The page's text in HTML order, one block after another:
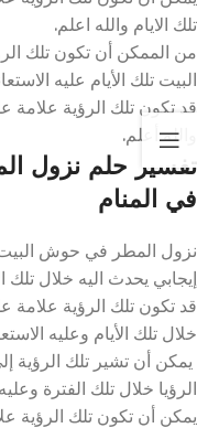
تلك الايام والله اعلم.
من الممكن أن تكون تلك
البيت تلك الأيام عليه
قد تكون تلك الرؤية علامة
والله أعلم.
تفسير حلم نزول
في المنام
نزول المطر في حوش البيت
إيجابي يحدث اليه خلال تلك
قد تكون تلك الرؤية
خلال تلك الأيام وعليه
يمكن أن تشير تلك الرؤية
الرؤيا خلال تلك الفترة
يمكن أن تكون تلك الرؤية